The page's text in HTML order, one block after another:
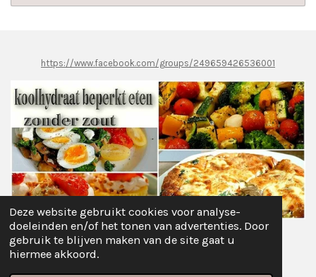
Deze website gebruikt cookies voor analyse-
doeleinden en/of het tonen van advertenties. Door
gebruik te blijven maken van de site gaat u
hiermee akkoord.
https://www.facebook.com/groups/249659426536001
Delen Deel Share Pinnen Delen